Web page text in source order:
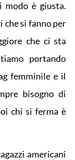
modo è giusta.
si fanno per
che ci sta
portando
femminile e il
bisogno di
chi si ferma è
americani